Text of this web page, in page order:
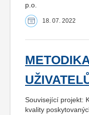
p.o.
18. 07. 2022
Související projekt:
kvality